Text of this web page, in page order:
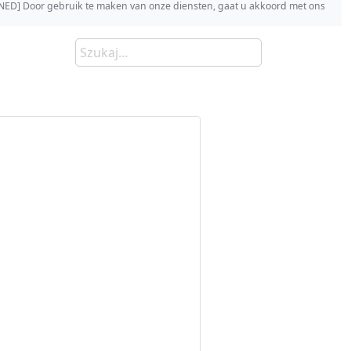
Door gebruik te maken van onze diensten, gaat u akkoord met ons